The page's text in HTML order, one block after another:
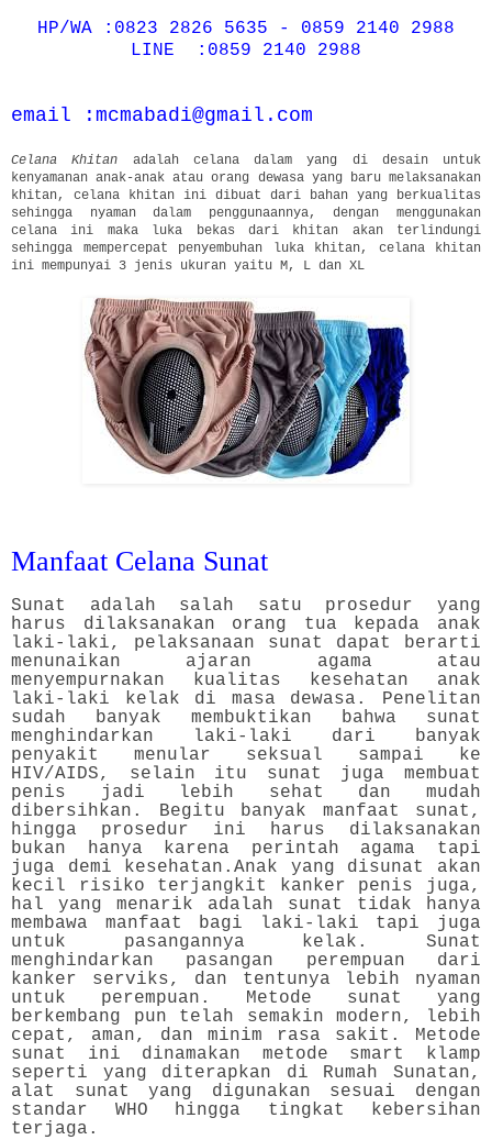
HP/WA :0823 2826 5635 - 0859 2140 2988
LINE :0859 2140 2988
email :mcmabadi@gmail.com
Celana Khitan adalah celana dalam yang di desain untuk
kenyamanan anak-anak atau orang dewasa yang baru melaksanakan
khitan, celana khitan ini dibuat dari bahan yang berkualitas
sehingga nyaman dalam penggunaannya, dengan menggunakan
celana ini maka luka bekas dari khitan akan terlindungi
sehingga mempercepat penyembuhan luka khitan, celana khitan
ini mempunyai 3 jenis ukuran yaitu M, L dan XL
Manfaat Celana Sunat
Sunat adalah salah satu prosedur yang
harus dilaksanakan orang tua kepada anak
laki-laki, pelaksanaan sunat dapat berarti
menunaikan ajaran agama atau
menyempurnakan kualitas kesehatan anak
laki-laki kelak di masa dewasa. Penelitan
sudah banyak membuktikan bahwa sunat
menghindarkan laki-laki dari banyak
penyakit menular seksual sampai ke
HIV/AIDS, selain itu sunat juga membuat
penis jadi lebih sehat dan mudah
dibersihkan. Begitu banyak manfaat sunat,
hingga prosedur ini harus dilaksanakan
bukan hanya karena perintah agama tapi
juga demi kesehatan.Anak yang disunat akan
kecil risiko terjangkit kanker penis juga,
hal yang menarik adalah sunat tidak hanya
membawa manfaat bagi laki-laki tapi juga
untuk pasangannya kelak. Sunat
menghindarkan pasangan perempuan dari
kanker serviks, dan tentunya lebih nyaman
untuk perempuan. Metode sunat yang
berkembang pun telah semakin modern, lebih
cepat, aman, dan minim rasa sakit. Metode
sunat ini dinamakan metode smart klamp
seperti yang diterapkan di Rumah Sunatan,
alat sunat yang digunakan sesuai dengan
standar WHO hingga tingkat kebersihan
terjaga.